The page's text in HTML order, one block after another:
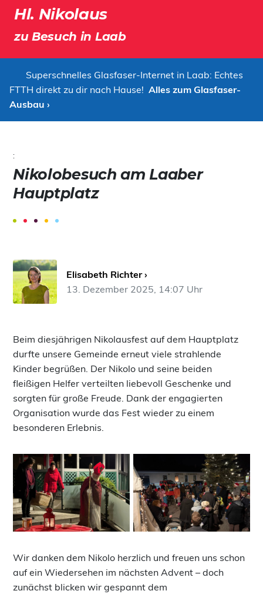
Hl. Nikolaus
zu Besuch in Laab
Superschnelles Glasfaser-Internet in Laab: Echtes
FTTH direkt zu dir nach Hause! Alles zum Glasfaser-
Ausbau ›
:
Nikolobesuch am Laaber
Hauptplatz
Elisabeth Richter ›
13. Dezember 2025, 14:07 Uhr
Beim diesjährigen Nikolausfest auf dem Hauptplatz
durfte unsere Gemeinde erneut viele strahlende
Kinder begrüßen. Der Nikolo und seine beiden
fleißigen Helfer verteilten liebevoll Geschenke und
sorgten für große Freude. Dank der engagierten
Organisation wurde das Fest wieder zu einem
besonderen Erlebnis.
Wir danken dem Nikolo herzlich und freuen uns schon
auf ein Wiedersehen im nächsten Advent – doch
zunächst blicken wir gespannt dem